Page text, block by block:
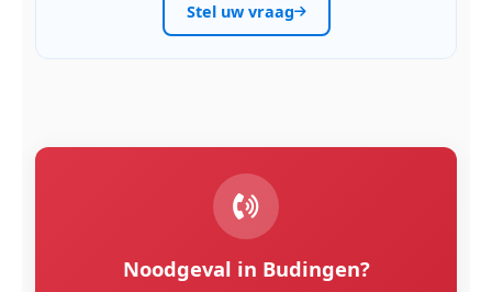
Stel uw vraag
Noodgeval in Budingen?